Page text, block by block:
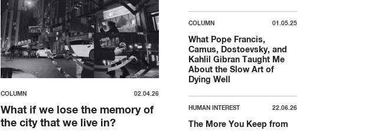
COLUMN 02.04.26
What if we lose the memory of
the city that we live in?
COLUMN 01.05.25
What Pope Francis,
Camus, Dostoevsky, and
Kahlil Gibran Taught Me
About the Slow Art of
Dying Well
HUMAN INTEREST 22.06.26
The More You Keep from